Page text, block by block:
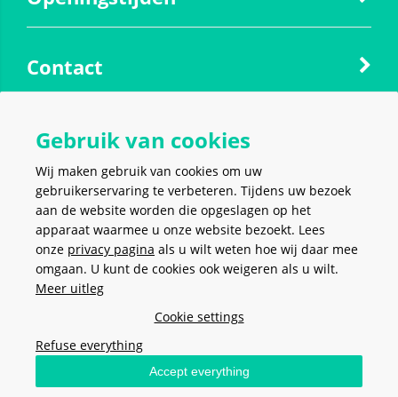
Contact
Social media
VEILIG EN MAKKELIJKBETALEN
-Privacy policy-Cookies
Meerkantoor
Gebruik van cookies
Wij maken gebruik van cookies om uw
gebruikerservaring te verbeteren. Tijdens uw bezoek
aan de website worden die opgeslagen op het
apparaat waarmee u onze website bezoekt. Lees
onze privacy pagina als u wilt weten hoe wij daar mee
omgaan. U kunt de cookies ook weigeren als u wilt.
Meer uitleg
Cookie settings
Refuse everything
Accept everything